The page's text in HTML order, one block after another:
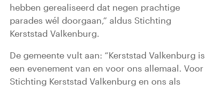
hebben gerealiseerd dat negen prachtige
parades wél doorgaan,” aldus Stichting
Kerststad Valkenburg.
De gemeente vult aan: “Kerststad Valkenburg is
een evenement van en voor ons allemaal. Voor
Stichting Kerststad Valkenburg en ons als